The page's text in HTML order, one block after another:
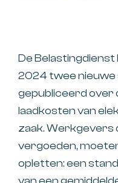
De
2024 twee
gepubliceerd over
laadkosten van
zaak. Werkgevers
vergoeden,
opletten: een